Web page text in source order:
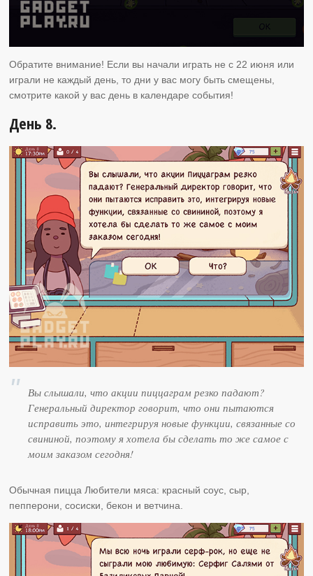
Обратите внимание! Если вы начали играть не с 22 июня или
играли не каждый день, то дни у вас могу быть смещены,
смотрите какой у вас день в календаре события!
День 8.
Вы слышали, что акции пиццаграм резко падают?
Генеральный директор говорит, что они пытаются
исправить это, интегрируя новые функции, связанные со
свининой, поэтому я хотела бы сделать то же самое с
моим заказом сегодня!
Обычная пицца Любители мяса: красный соус, сыр,
пепперони, сосиски, бекон и ветчина.